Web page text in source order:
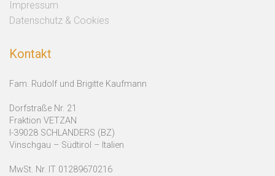
Impressum
Datenschutz & Cookies
Kontakt
Fam. Rudolf und Brigitte Kaufmann
Dorfstraße Nr. 21
Fraktion VETZAN
I-39028 SCHLANDERS (BZ)
Vinschgau – Südtirol – Italien
MwSt. Nr. IT 01289670216